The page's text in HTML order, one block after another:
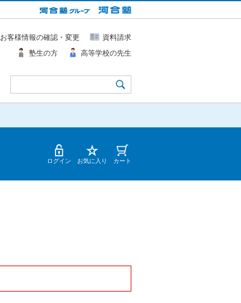
お客様情報の確認・変更
資料請求
塾生の方
高等学校の先生
ログイン お気に入り カート